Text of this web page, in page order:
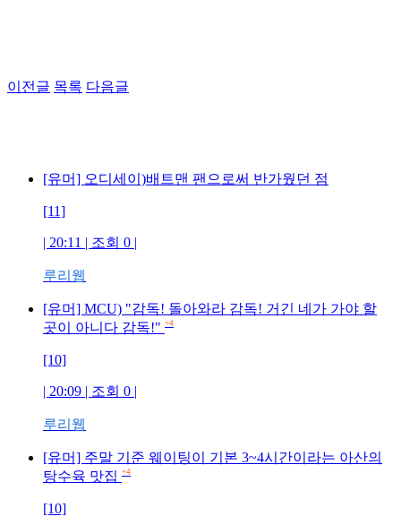
이전글 목록 다음글
[유머] 오디세이)배트맨 팬으로써 반가웠던 점
[11]
| 20:11 | 조회 0 |
루리웹
[유머] MCU) "감독! 돌아와라 감독! 거긴 네가 가야 할
곳이 아니다 감독!" +4
[10]
| 20:09 | 조회 0 |
루리웹
[유머] 주말 기준 웨이팅이 기본 3~4시간이라는 아산의
탕수육 맛집 +4
[10]